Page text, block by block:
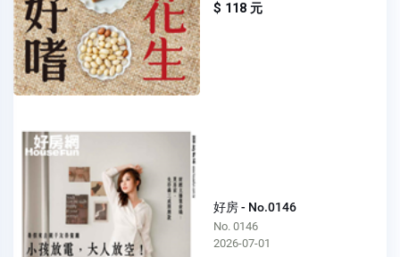
$ 118 元
好房 - No.0146
No. 0146
2026-07-01